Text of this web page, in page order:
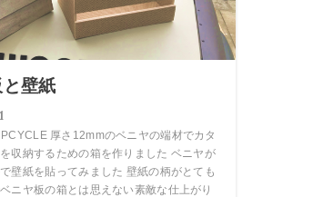
壁紙
厚さ12mmのベニヤの端材でカタ
収納するための箱を作りました ベニヤが
壁紙を貼ってみました 壁紙の柄がとても
ニヤ板の箱とは思えない素敵な仕上がり